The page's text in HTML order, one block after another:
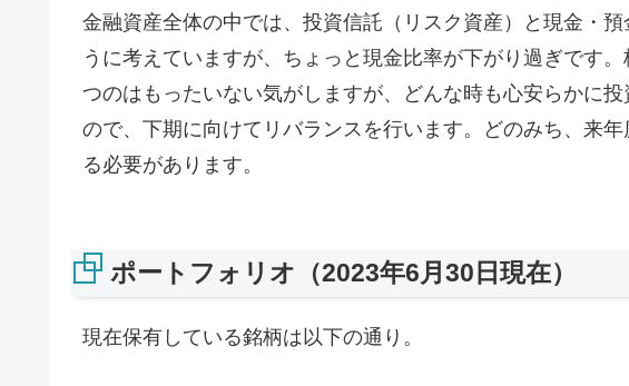
金融資産全体の中では、投資信託（リスク資産）と現金・
うに考えていますが、ちょっと現金比率が下がり過ぎです
つのはもったいない気がしますが、どんな時も心安らかに
ので、下期に向けてリバランスを行います。どのみち、来
る必要があります。
ポートフォリオ（2023年6月30日現在）
現在保有している銘柄は以下の通り。